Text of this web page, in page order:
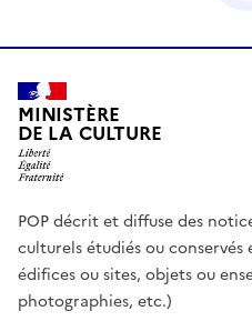
MINISTÈRE
DE LA CULTURE
POP décrit et diffuse des
culturels étudiés ou
édifices ou sites, objets ou
photographies, etc.)